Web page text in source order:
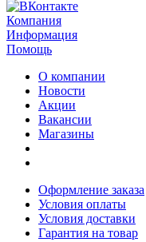
Компания
Информация
Помощь
О компании
Новости
Акции
Вакансии
Магазины
Оформление заказа
Условия оплаты
Условия доставки
Гарантия на товар